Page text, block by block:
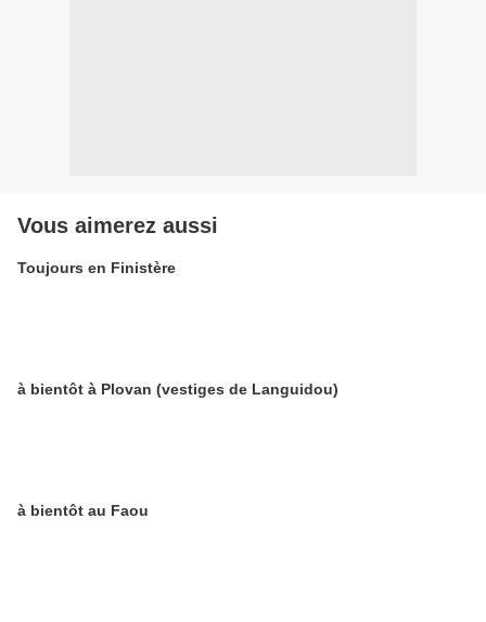
Vous aimerez aussi
Toujours en Finistère
à bientôt à Plovan (vestiges de Languidou)
à bientôt au Faou